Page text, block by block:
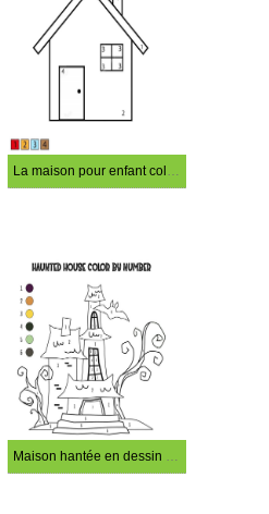
La maison pour enfant coloriage magique
Maison hantée en dessin animé coloriage magique